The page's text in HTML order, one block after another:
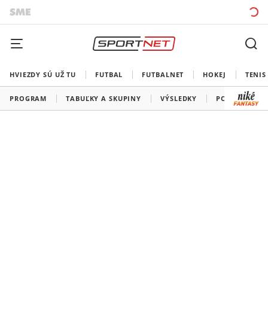
HVIEZDY SÚ UŽ TU FUTBAL FUTBALNET HOKEJ TENIS
PROGRAM TABUĽKY A SKUPINY VÝSLEDKY PORADIE